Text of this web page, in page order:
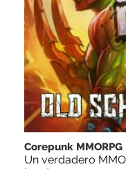
Corepunk MMORPG
Un verdadero